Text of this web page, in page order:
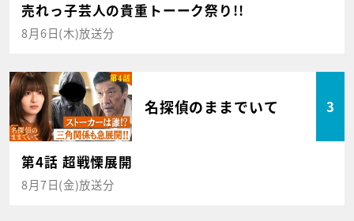
売れっ子芸人の貴重トーーク祭り!!
8月6日(木)放送分
名探偵のままでいて 3
第4話 超戦慄展開
8月7日(金)放送分